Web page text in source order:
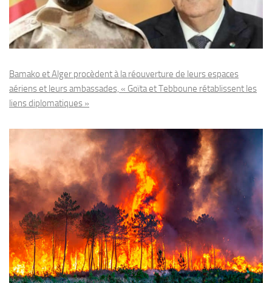
Bamako et Alger procèdent à la réouverture de leurs espaces
aériens et leurs ambassades, « Goïta et Tebboune rétablissent les
liens diplomatiques »